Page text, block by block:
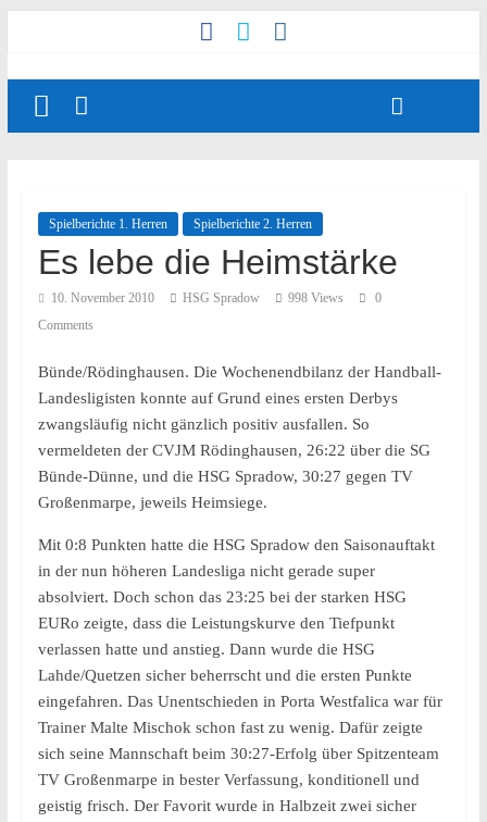
Spielberichte 1. Herren Spielberichte 2. Herren
Es lebe die Heimstärke
10. November 2010 HSG Spradow 998 Views
0
Comments
Bünde/Rödinghausen. Die Wochenendbilanz der Handball-
Landesligisten konnte auf Grund eines ersten Derbys
zwangsläufig nicht gänzlich positiv ausfallen. So
vermeldeten der CVJM Rödinghausen, 26:22 über die SG
Bünde-Dünne, und die HSG Spradow, 30:27 gegen TV
Großenmarpe, jeweils Heimsiege.
Mit 0:8 Punkten hatte die HSG Spradow den Saisonauftakt
in der nun höheren Landesliga nicht gerade super
absolviert. Doch schon das 23:25 bei der starken HSG
EURo zeigte, dass die Leistungskurve den Tiefpunkt
verlassen hatte und anstieg. Dann wurde die HSG
Lahde/Quetzen sicher beherrscht und die ersten Punkte
eingefahren. Das Unentschieden in Porta Westfalica war für
Trainer Malte Mischok schon fast zu wenig. Dafür zeigte
sich seine Mannschaft beim 30:27-Erfolg über Spitzenteam
TV Großenmarpe in bester Verfassung, konditionell und
geistig frisch. Der Favorit wurde in Halbzeit zwei sicher